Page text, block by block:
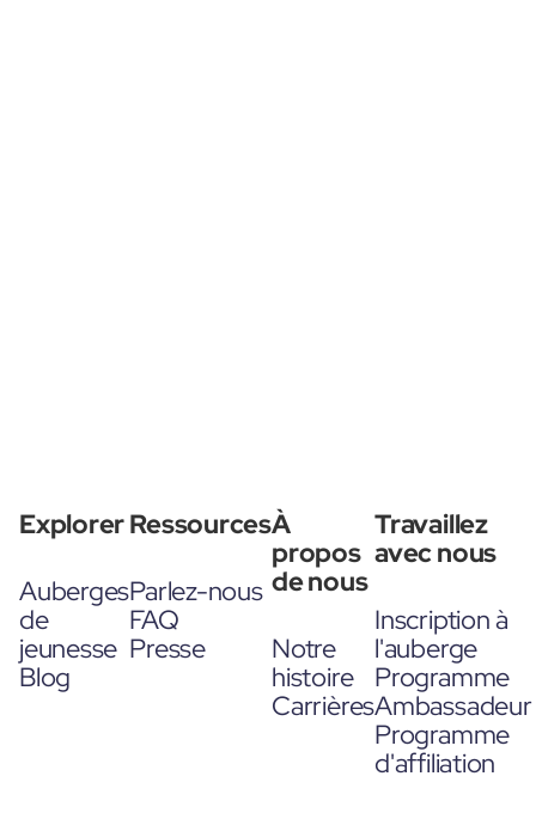
Explorer
Auberges
de
jeunesse
Blog
Ressources
Parlez-nous
FAQ
Presse
À
propos
de nous
Notre
histoire
Carrières
Travaillez
avec nous
Inscription à
l'auberge
Programme
Ambassadeur
Programme
d'affiliation